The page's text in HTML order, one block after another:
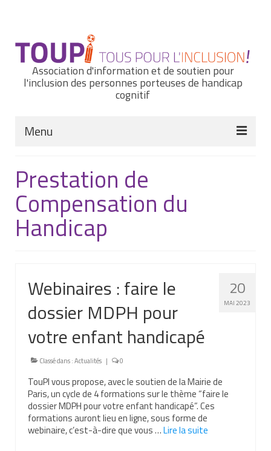
Association d'information et de soutien pour
l'inclusion des personnes porteuses de handicap
cognitif
Menu
Nous connaître
Notre histoire
Nos missions et nos valeurs
Nous contacter
Nos partenaires
Nos livres
Nos livres adaptés
Soins bucco-dentaires
Les troubles sensoriels
Aide aux démarches
Prestation de
Compensation du
Handicap
20
MAI 2023
Webinaires : faire le
dossier MDPH pour
votre enfant handicapé
Classé dans :Actualités | 0
TouPI vous propose, avec le soutien de la Mairie de
Paris, un cycle de 4 formations sur le thème “faire le
dossier MDPH pour votre enfant handicapé”. Ces
formations auront lieu en ligne, sous forme de
webinaire, c’est-à-dire que vous …Lire la suite­­